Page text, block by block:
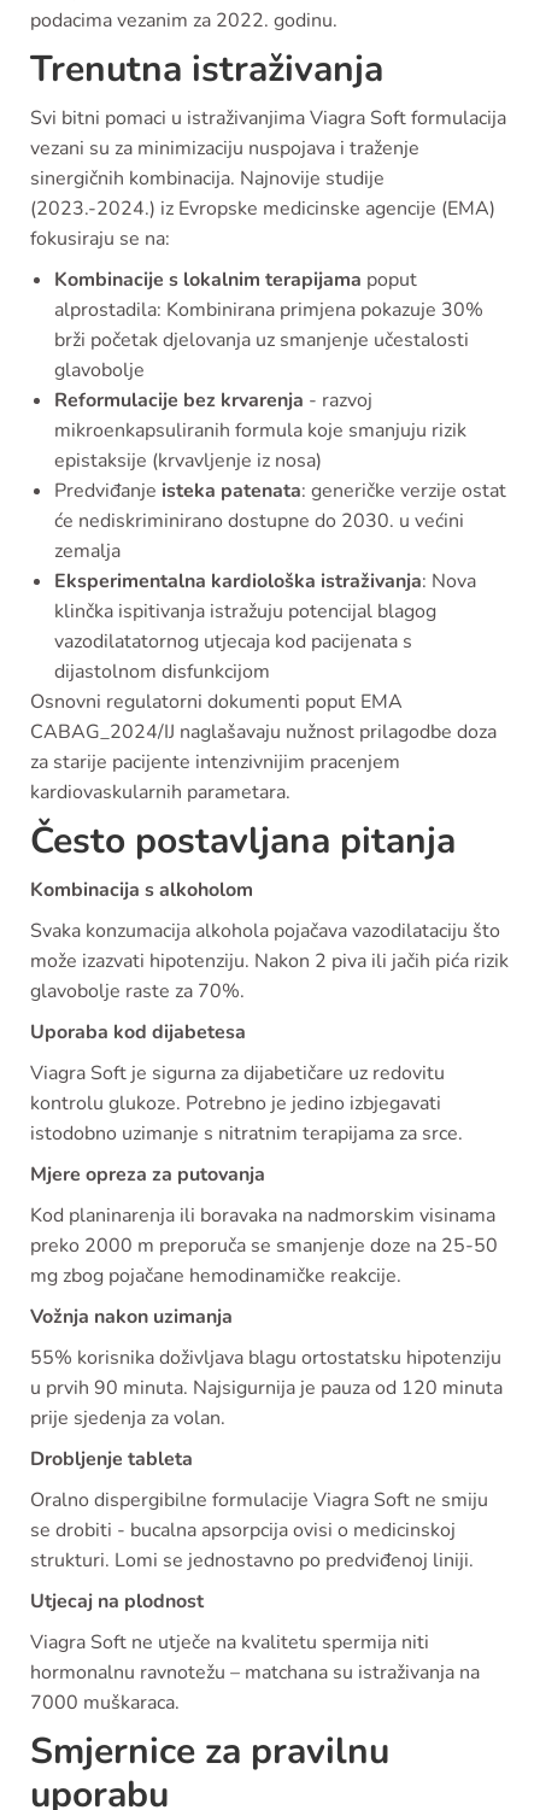
podacima vezanim za 2022. godinu.
Trenutna istraživanja
Svi bitni pomaci u istraživanjima Viagra Soft formulacija
vezani su za minimizaciju nuspojava i traženje
sinergičnih kombinacija. Najnovije studije
(2023.-2024.) iz Evropske medicinske agencije (EMA)
fokusiraju se na:
Kombinacije s lokalnim terapijama poput
alprostadila: Kombinirana primjena pokazuje 30%
brži početak djelovanja uz smanjenje učestalosti
glavobolje
Reformulacije bez krvarenja - razvoj
mikroenkapsuliranih formula koje smanjuju rizik
epistaksije (krvavljenje iz nosa)
Predviđanje isteka patenata: generičke verzije ostat
će nediskriminirano dostupne do 2030. u većini
zemalja
Eksperimentalna kardiološka istraživanja: Nova
klinčka ispitivanja istražuju potencijal blagog
vazodilatatornog utjecaja kod pacijenata s
dijastolnom disfunkcijom
Osnovni regulatorni dokumenti poput EMA
CABAG_2024/IJ naglašavaju nužnost prilagodbe doza
za starije pacijente intenzivnijim pracenjem
kardiovaskularnih parametara.
Često postavljana pitanja
Kombinacija s alkoholom
Svaka konzumacija alkohola pojačava vazodilataciju što
može izazvati hipotenziju. Nakon 2 piva ili jačih pića rizik
glavobolje raste za 70%.
Uporaba kod dijabetesa
Viagra Soft je sigurna za dijabetičare uz redovitu
kontrolu glukoze. Potrebno je jedino izbjegavati
istodobno uzimanje s nitratnim terapijama za srce.
Mjere opreza za putovanja
Kod planinarenja ili boravaka na nadmorskim visinama
preko 2000 m preporuča se smanjenje doze na 25-50
mg zbog pojačane hemodinamičke reakcije.
Vožnja nakon uzimanja
55% korisnika doživljava blagu ortostatsku hipotenziju
u prvih 90 minuta. Najsigurnija je pauza od 120 minuta
prije sjedenja za volan.
Drobljenje tableta
Oralno dispergibilne formulacije Viagra Soft ne smiju
se drobiti - bucalna apsorpcija ovisi o medicinskoj
strukturi. Lomi se jednostavno po predviđenoj liniji.
Utjecaj na plodnost
Viagra Soft ne utječe na kvalitetu spermija niti
hormonalnu ravnotežu – matchana su istraživanja na
7000 muškaraca.
Smjernice za pravilnu
uporabu